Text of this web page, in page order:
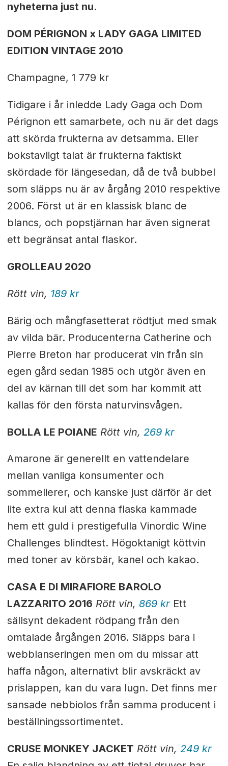
nyheterna just nu.
DOM PÉRIGNON x LADY GAGA LIMITED
EDITION VINTAGE 2010
Champagne, 1 779 kr
Tidigare i år inledde Lady Gaga och Dom
Pérignon ett samarbete, och nu är det dags
att skörda frukterna av detsamma. Eller
bokstavligt talat är frukterna faktiskt
skördade för längesedan, då de två bubbel
som släpps nu är av årgång 2010 respektive
2006. Först ut är en klassisk blanc de
blancs, och popstjärnan har även signerat
ett begränsat antal flaskor.
GROLLEAU 2020
Rött vin, 189 kr
Bärig och mångfasetterat rödtjut med smak
av vilda bär. Producenterna Catherine och
Pierre Breton har producerat vin från sin
egen gård sedan 1985 och utgör även en
del av kärnan till det som har kommit att
kallas för den första naturvinsvågen.
BOLLA LE POIANE Rött vin, 269 kr
Amarone är generellt en vattendelare
mellan vanliga konsumenter och
sommelierer, och kanske just därför är det
lite extra kul att denna flaska kammade
hem ett guld i prestigefulla Vinordic Wine
Challenges blindtest. Högoktanigt köttvin
med toner av körsbär, kanel och kakao.
CASA E DI MIRAFIORE BAROLO
LAZZARITO 2016 Rött vin, 869 krEtt
sällsynt dekadent rödpang från den
omtalade årgången 2016. Släpps bara i
webblanseringen men om du missar att
haffa någon, alternativt blir avskräckt av
prislappen, kan du vara lugn. Det finns mer
sansade nebbiolos från samma producent i
beställningssortimentet.
CRUSE MONKEY JACKET Rött vin, 249 kr